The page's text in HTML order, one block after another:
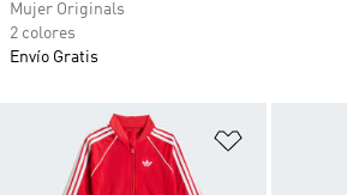
Añadir a la
Mujer Originals
2 colores
Envío Gratis